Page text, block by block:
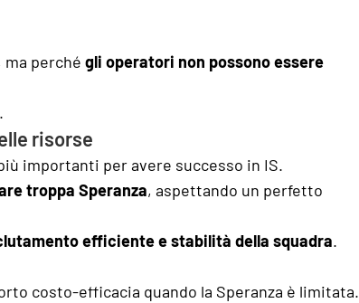
ma perché gli operatori non possono essere
risorse
importanti per avere successo in IS.
troppa Speranza, aspettando un perfetto
efficiente e stabilità della squadra.
costo-efficacia quando la Speranza è limitata.